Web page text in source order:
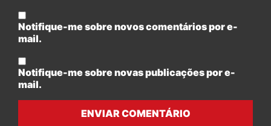
Notifique-me sobre novos comentários por e-
mail.
Notifique-me sobre novas publicações por e-
mail.
ENVIAR COMENTÁRIO